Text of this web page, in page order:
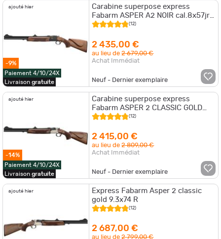
ajouté hier
-9%
Paiement 4/10/24X
Livraison gratuite
Carabine superpose express
Fabarm ASPER A2 NOIR cal.8x57jrs
bois can.55cm gaucher
(12)
2 435,00 €
au lieu de2 679,00 €
Achat Immédiat
Neuf - Dernier exemplaire
ajouté hier
-14%
Paiement 4/10/24X
Livraison gratuite
Carabine superpose express
Fabarm ASPER 2 CLASSIC GOLD
cal.9,3x74R bois can.55cm
(12)
2 415,00 €
au lieu de2 809,00 €
Achat Immédiat
Neuf - Dernier exemplaire
ajouté hier
Express Fabarm Asper 2 classic
gold 9.3x74 R
(12)
2 687,00 €
au lieu de2 799,00 €